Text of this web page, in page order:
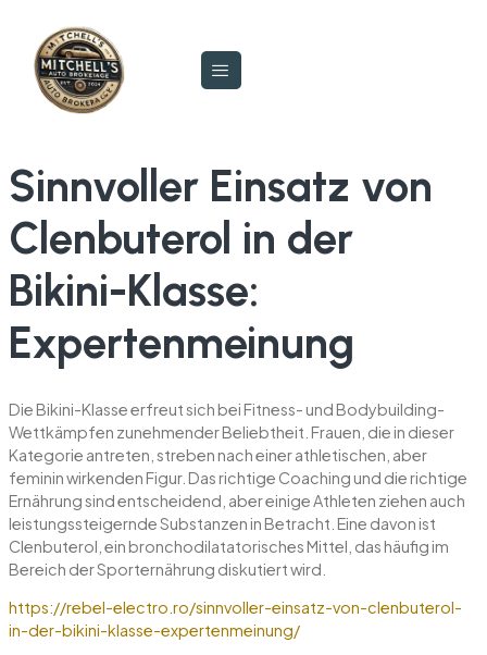
Sinnvoller Einsatz von
Clenbuterol in der
Bikini-Klasse:
Expertenmeinung
Die Bikini-Klasse erfreut sich bei Fitness- und Bodybuilding-
Wettkämpfen zunehmender Beliebtheit. Frauen, die in dieser
Kategorie antreten, streben nach einer athletischen, aber
feminin wirkenden Figur. Das richtige Coaching und die richtige
Ernährung sind entscheidend, aber einige Athleten ziehen auch
leistungssteigernde Substanzen in Betracht. Eine davon ist
Clenbuterol, ein bronchodilatatorisches Mittel, das häufig im
Bereich der Sporternährung diskutiert wird.
https://rebel-electro.ro/sinnvoller-einsatz-von-clenbuterol-
in-der-bikini-klasse-expertenmeinung/